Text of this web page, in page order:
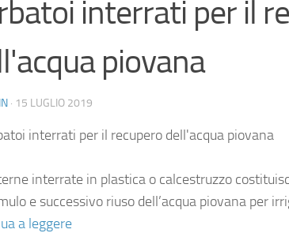
interrati per il
piovana
· 15 LUGLIO 2019
interrate in plastica o calcestruzzo
e successivo riuso dell’acqua piovana per
a leggere